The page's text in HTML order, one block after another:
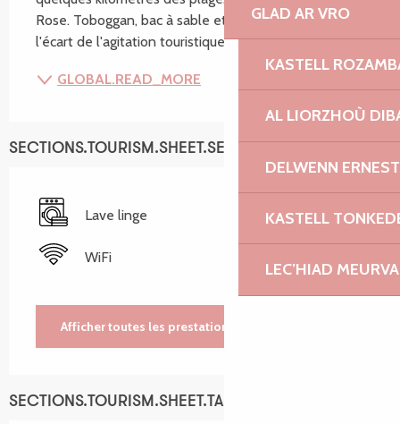
GLAD AR VRO
KASTELL
AL LIORZHOÙ
DELWENN
KASTELL
LEC’HIAD
Rose. Toboggan, bac à sable et allée de boules. À
l'écart de l'agitation touristique de la...
GLOBAL.READ_MORE
SECTIONS.TOURISM.SHEET.SERVICES
Lave linge
WiFi
Afficher toutes les prestations
SECTIONS.TOURISM.SHEET.TARIFFS.TARIFFS